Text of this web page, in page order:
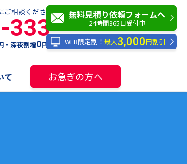
ご相談ください！
333
・深夜割増0円
無料見積り依頼フォームへ
24時間365日受付中
WEB限定割！ 最大3,000円割引
て お急ぎの方へ